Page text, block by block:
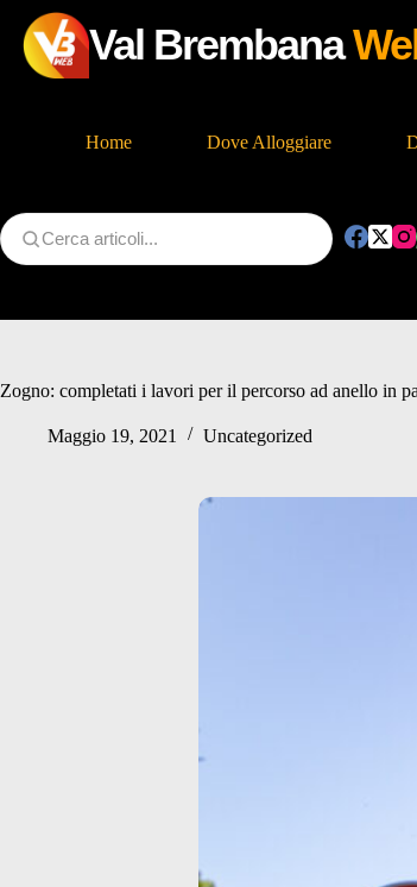
Val Brembana
Home Dove Alloggiare
Zogno: completati i lavori per il percorso ad anello in
Maggio 19, 2021 Uncategorized